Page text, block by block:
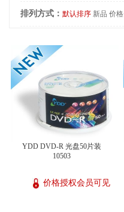
排列方式： 默认排序 新品 价
YDD DVD-R 光盘50片装
10503
价格授权会员可见